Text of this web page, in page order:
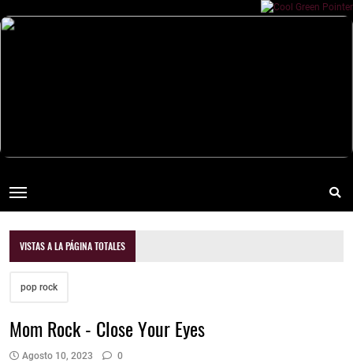
VISTAS A LA PÁGINA TOTALES
pop rock
Mom Rock - Close Your Eyes
Agosto 10, 2023 0